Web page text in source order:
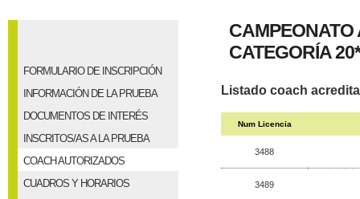
FORMULARIO DE INSCRIPCIÓN
INFORMACIÓN DE LA PRUEBA
DOCUMENTOS DE INTERÉS
INSCRITOS/AS A LA PRUEBA
COACH AUTORIZADOS
CUADROS Y HORARIOS
CAMPEONATO
CATEGORÍA 20*
Listado coach
Num Licencia
3488
3489